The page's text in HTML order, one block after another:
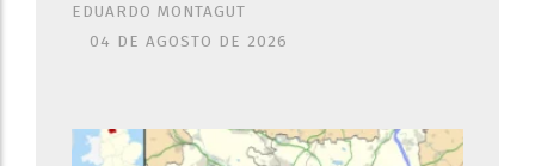
EDUARDO MONTAGUT
04 DE AGOSTO DE 2026